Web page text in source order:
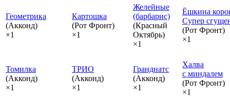
Геометрика
(Акконд)
×1
Картошка
(Рот Фронт)
×1
Желейные
(барбарис)
(Красный
Октябрь)
×1
Ёшкина
Супер
(Рот Фронт)
×1
Томилка
(Акконд)
×1
ТРИО
(Акконд)
×1
Гранднатс
(Акконд)
×1
Халва
с миндалем
(Рот Фронт)
×1